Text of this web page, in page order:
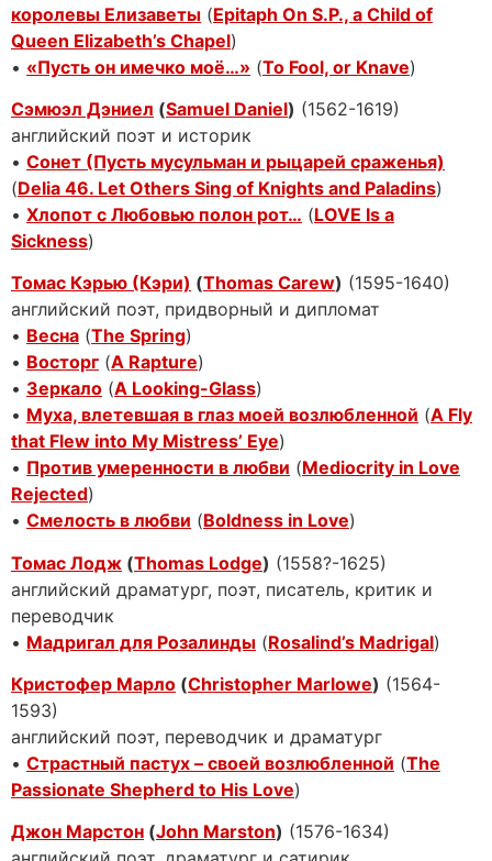
королевы Елизаветы (Epitaph On S.P., a Child of
Queen Elizabeth’s Chapel)
• «Пусть он имечко моё…» (To Fool, or Knave)
Сэмюэл Дэниел (Samuel Daniel) (1562-1619)
английский поэт и историк
• Сонет (Пусть мусульман и рыцарей сраженья)
(Delia 46. Let Others Sing of Knights and Paladins)
• Хлопот с Любовью полон рот… (LOVE Is a
Sickness)
Томас Кэрью (Кэри) (Thomas Carew) (1595-1640)
английский поэт, придворный и дипломат
• Весна (The Spring)
• Восторг (A Rapture)
• Зеркало (A Looking-Glass)
• Муха, влетевшая в глаз моей возлюбленной (A Fly
that Flew into My Mistress’ Eye)
• Против умеренности в любви (Mediocrity in Love
Rejected)
• Смелость в любви (Boldness in Love)
Томас Лодж (Thomas Lodge) (1558?-1625)
английский драматург, поэт, писатель, критик и
переводчик
• Мадригал для Розалинды (Rosalind’s Madrigal)
Кристофер Марло (Christopher Marlowe) (1564-
1593)
английский поэт, переводчик и драматург
• Страстный пастух – своей возлюбленной (The
Passionate Shepherd to His Love)
Джон Марстон (John Marston) (1576-1634)